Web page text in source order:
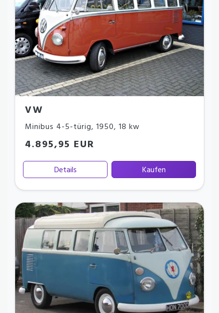
VW
Minibus 4-5-türig, 1950, 18 kw
4.895,95 EUR
Details Kaufen